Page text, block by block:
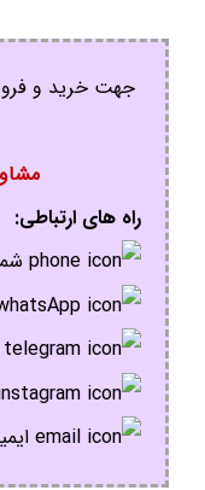
جهت خرید و
راه های ارتباطی: